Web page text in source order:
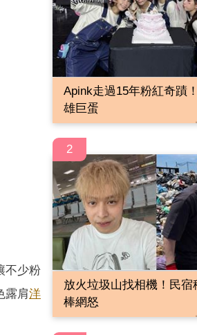
不少粉
露肩洋
Apink走過15年粉紅奇蹟
雄巨蛋
2
放火垃圾山找相機！民宿
棒網怒